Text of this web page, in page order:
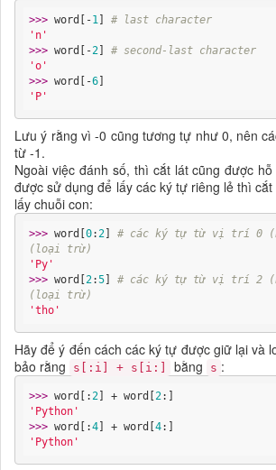
>>> word[-1] # last character
'n'
>>> word[-2] # second-last character
'o'
>>> word[-6
'P'
Lưu ý rằng vì -0 cũng tương tự như 0, nên
từ -1.
Ngoài việc đánh số, thì cắt lát cũng được
được sử dụng để lấy các ký tự riêng lẻ thì
lấy chuỗi con:
>>> word[ 0:2] # các ký tự từ vị trí 0
(loại trừ)
'Py'
>>> word[ 2:5] # các ký tự từ vị trí 2
(loại trừ)
'tho'
Hãy để ý đến cách các ký tự được giữ lại và
bảo rằng
s[:i] + s[i:] bằng s :
>>> word[:2] + word[ 2
'Python'
>>> word[:4] + word[ 4
'Python'